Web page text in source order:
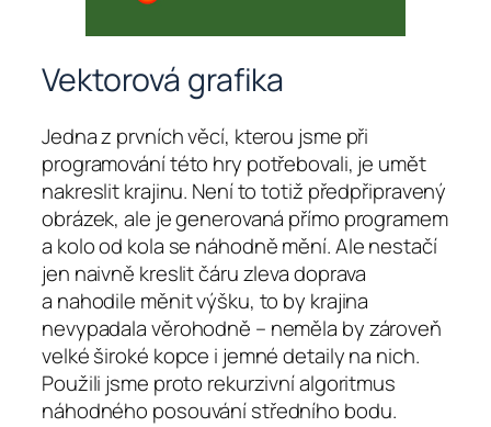
Vektorová grafika
Jedna z prvních věcí, kterou jsme při
programování této hry potřebovali, je umět
nakreslit krajinu. Není to totiž předpřipravený
obrázek, ale je generovaná přímo programem
a kolo od kola se náhodně mění. Ale nestačí
jen naivně kreslit čáru zleva doprava
a nahodile měnit výšku, to by krajina
nevypadala věrohodně – neměla by zároveň
velké široké kopce i jemné detaily na nich.
Použili jsme proto rekurzivní algoritmus
náhodného posouvání středního bodu.